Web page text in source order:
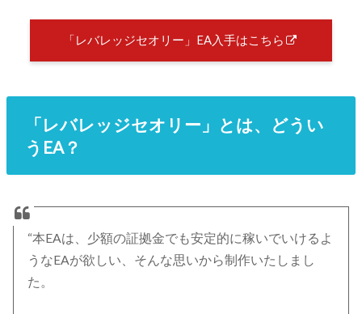
「レバレッジセオリー」EA入手はこちら
「レバレッジセオリー」とは、どうい
うEA？
“本EAは、少額の証拠金でも安定的に稼いでいけるよ
うなEAが欲しい、そんな思いから制作いたしまし
た。